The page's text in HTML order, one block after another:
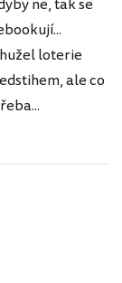
ne, tak se
loterie
ale co